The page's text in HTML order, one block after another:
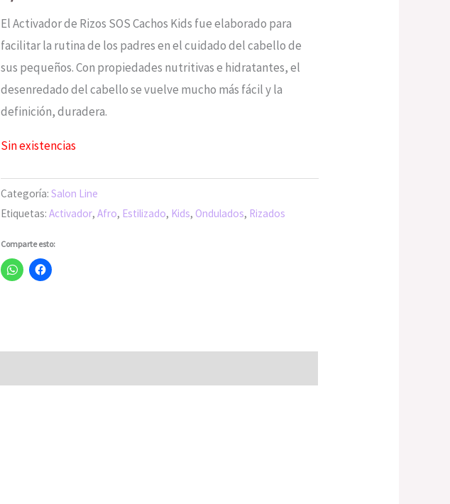
El Activador de Rizos SOS Cachos Kids fue elaborado para
facilitar la rutina de los padres en el cuidado del cabello de
sus pequeños. Con propiedades nutritivas e hidratantes, el
desenredado del cabello se vuelve mucho más fácil y la
definición, duradera.
Sin existencias
Categoría: Salon Line
Etiquetas: Activador, Afro, Estilizado, Kids, Ondulados, Rizados
Comparte esto: